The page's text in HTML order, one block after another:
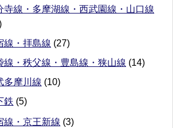
寺線・多摩湖線・西武園線・山口線
線・拝島線 (27)
線・秩父線・豊島線・狭山線 (14)
多摩川線 (10)
鉄 (5)
線・京王新線 (3)